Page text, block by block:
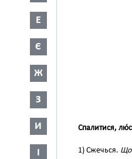
Е
Є
Ж
З
И
І
Спалитися,
1) Сжечься.